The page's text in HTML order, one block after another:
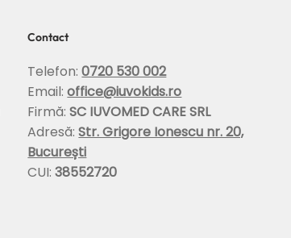
Contact
Telefon:0720 530 002
Email:office@iuvokids.ro
Firmă:SC IUVOMED CARE SRL
Adresă:Str. Grigore Ionescu nr. 20,
București
CUI:38552720